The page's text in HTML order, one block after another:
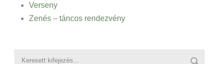
Verseny
Zenés – táncos rendezvény